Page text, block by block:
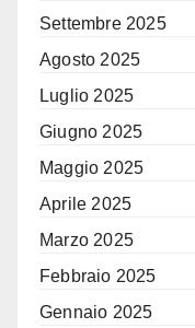
Settembre 2025
Agosto 2025
Luglio 2025
Giugno 2025
Maggio 2025
Aprile 2025
Marzo 2025
Febbraio 2025
Gennaio 2025